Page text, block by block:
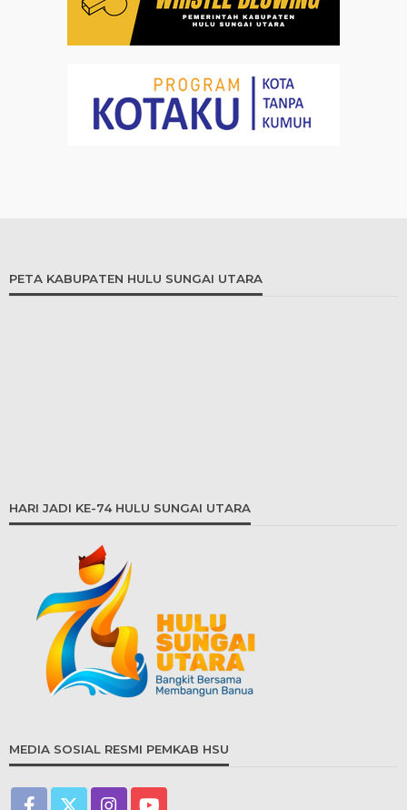
PETA KABUPATEN HULU SUNGAI UTARA
HARI JADI KE-74 HULU SUNGAI UTARA
MEDIA SOSIAL RESMI PEMKAB HSU